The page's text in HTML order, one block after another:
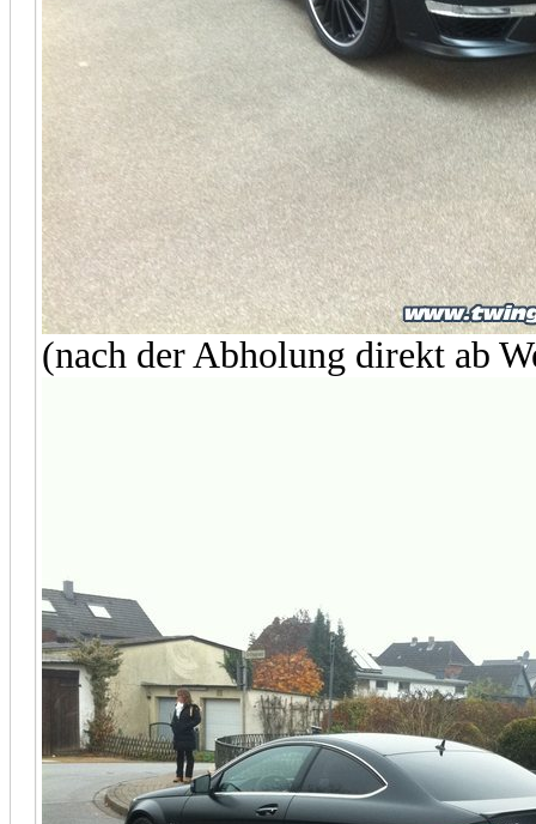
(nach der Abholung direkt ab